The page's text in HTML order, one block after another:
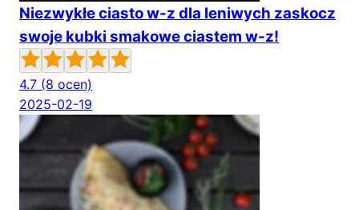
Niezwykłe ciasto w-z dla leniwych zaskocz
swoje kubki smakowe ciastem w-z!
4.7 (8 ocen)
2025-02-19